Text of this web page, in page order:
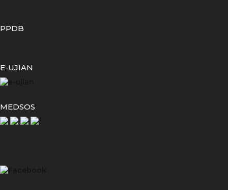
PPDB
E-UJIAN
MEDSOS